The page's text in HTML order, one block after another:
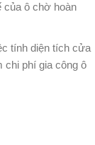
của ô chờ hoàn
tính diện tích cửa
chi phí gia công ô